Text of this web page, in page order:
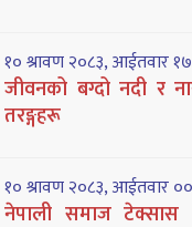
१० श्रावण २०८३, आईतवार
जीवनको बग्दो नदी र
तरङ्गहरू
१० श्रावण २०८३, आईतवार
नेपाली समाज